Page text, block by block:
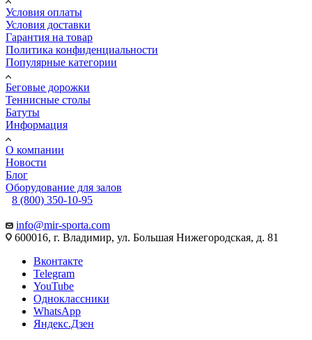
Условия оплаты
Условия доставки
Гарантия на товар
Политика конфиденциальности
Популярные категории
Беговые дорожки
Теннисные столы
Батуты
Информация
О компании
Новости
Блог
Оборудование для залов
8 (800) 350-10-95
info@mir-sporta.com
600016, г. Владимир, ул. Большая Нижегородская, д. 81
Вконтакте
Telegram
YouTube
Одноклассники
WhatsApp
Яндекс.Дзен